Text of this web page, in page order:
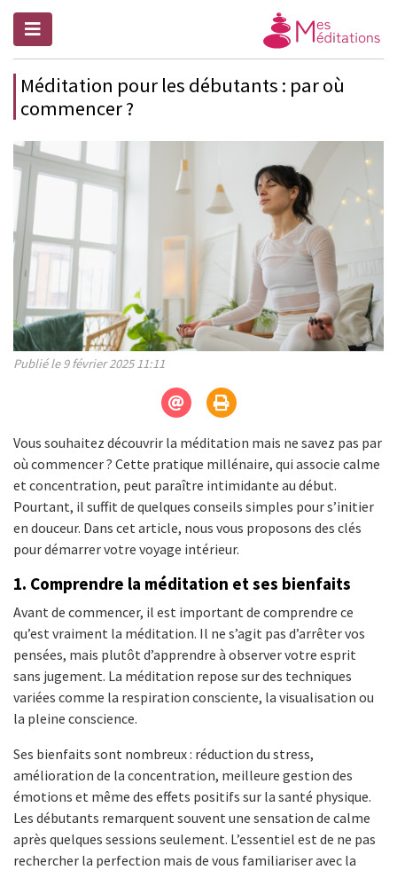
Méditation pour les débutants : par où
commencer ?
Publié le 9 février 2025 11:11
Vous souhaitez découvrir la méditation mais ne savez pas par
où commencer ? Cette pratique millénaire, qui associe calme
et concentration, peut paraître intimidante au début.
Pourtant, il suffit de quelques conseils simples pour s’initier
en douceur. Dans cet article, nous vous proposons des clés
pour démarrer votre voyage intérieur.
1. Comprendre la méditation et ses bienfaits
Avant de commencer, il est important de comprendre ce
qu’est vraiment la méditation. Il ne s’agit pas d’arrêter vos
pensées, mais plutôt d’apprendre à observer votre esprit
sans jugement. La méditation repose sur des techniques
variées comme la respiration consciente, la visualisation ou
la pleine conscience.
Ses bienfaits sont nombreux : réduction du stress,
amélioration de la concentration, meilleure gestion des
émotions et même des effets positifs sur la santé physique.
Les débutants remarquent souvent une sensation de calme
après quelques sessions seulement. L’essentiel est de ne pas
rechercher la perfection mais de vous familiariser avec la